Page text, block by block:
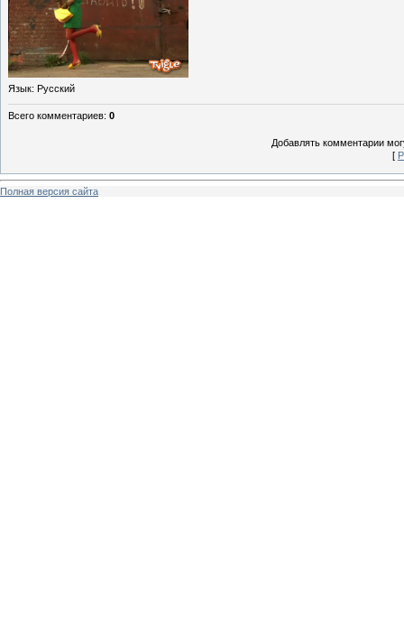
Язык: Русский
Всего комментариев: 0
Добавлять комментарии
[
Полная версия сайта